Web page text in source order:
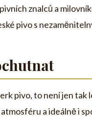
znalců a
pivo s
pivo, to není jen tak
a ideálně i